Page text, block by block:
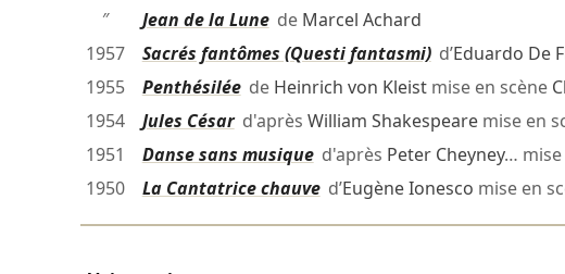
″
Jean de la Lunede Marcel Achard
1957
Sacrés fantômes (Questi fantasmi)d’Eduardo De
1955
Penthésiléede Heinrich von Kleistmise en scène
1954
Jules Césard'après William Shakespearemise en
1951
Danse sans musiqued'après Peter Cheyney… mise
1950
La Cantatrice chauved’Eugène Ionesco mise en